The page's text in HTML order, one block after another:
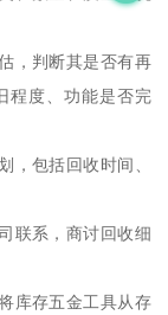
，判断其是否有再
程度、功能是否完
，包括回收时间、
联系，商讨回收细
库存五金工具从存